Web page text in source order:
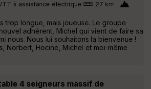
à assistance électrique
27 km
trop longue, mais joueuse. Le groupe
adhérent, Michel qui vient de faire sa
nous. Nous lui souhaitons la bienvenue !
Norbert, Hocine, Michel et moi-même
4 seigneurs massif de